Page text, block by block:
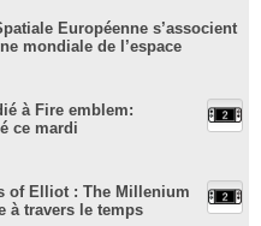
Européenne s’associent
mondiale de l’espace
à Fire emblem:
ce mardi
of Elliot : The Millenium
à travers le temps